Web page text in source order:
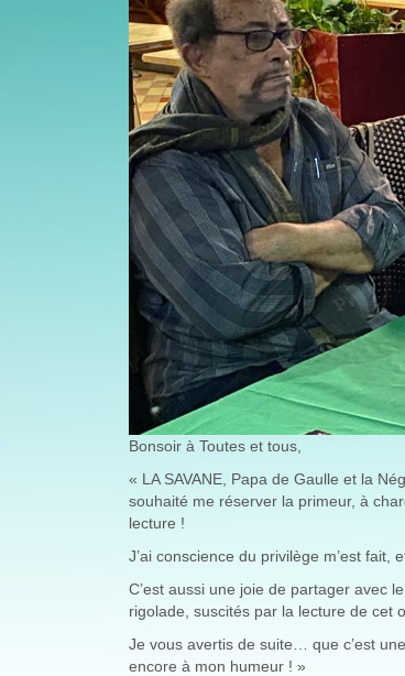
Bonsoir à Toutes et tous,
« LA SAVANE, Papa de Gaulle et la
souhaité me réserver la primeur, à
lecture !
J’ai conscience du privilège m’est fait,
C’est aussi une joie de partager avec
rigolade, suscités par la lecture de cet
Je vous avertis de suite… que c’est
encore à mon humeur ! »